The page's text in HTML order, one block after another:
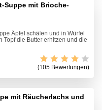
Suppe mit Brioche-
Äpfel schälen und in Würfel
die Butter erhitzen und die
(105 Bewertungen)
mit Räucherlachs und